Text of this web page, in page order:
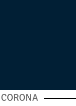
CORONA